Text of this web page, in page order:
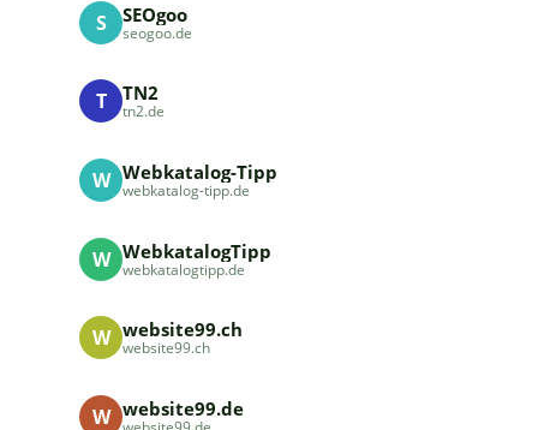
S SEOgoo
seogoo.de
T TN2
tn2.de
W Webkatalog-Tipp
webkatalog-tipp.de
W WebkatalogTipp
webkatalogtipp.de
W website99.ch
website99.ch
W website99.de